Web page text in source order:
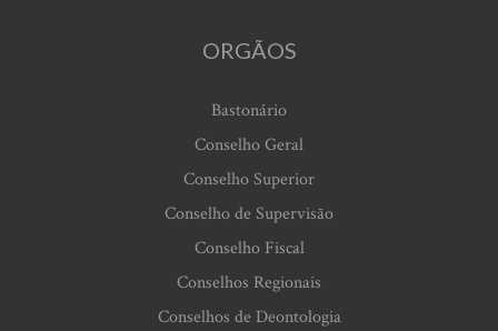
ORGÃOS
Bastonário
Conselho Geral
Conselho Superior
Conselho de Supervisão
Conselho Fiscal
Conselhos Regionais
Conselhos de Deontologia